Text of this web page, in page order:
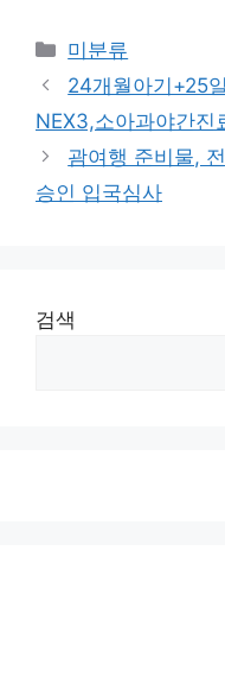
Categories
미분류
24개월아기+25
NEX3,소아과야간진
괌여행 준비물,
승인 입국심사
검색